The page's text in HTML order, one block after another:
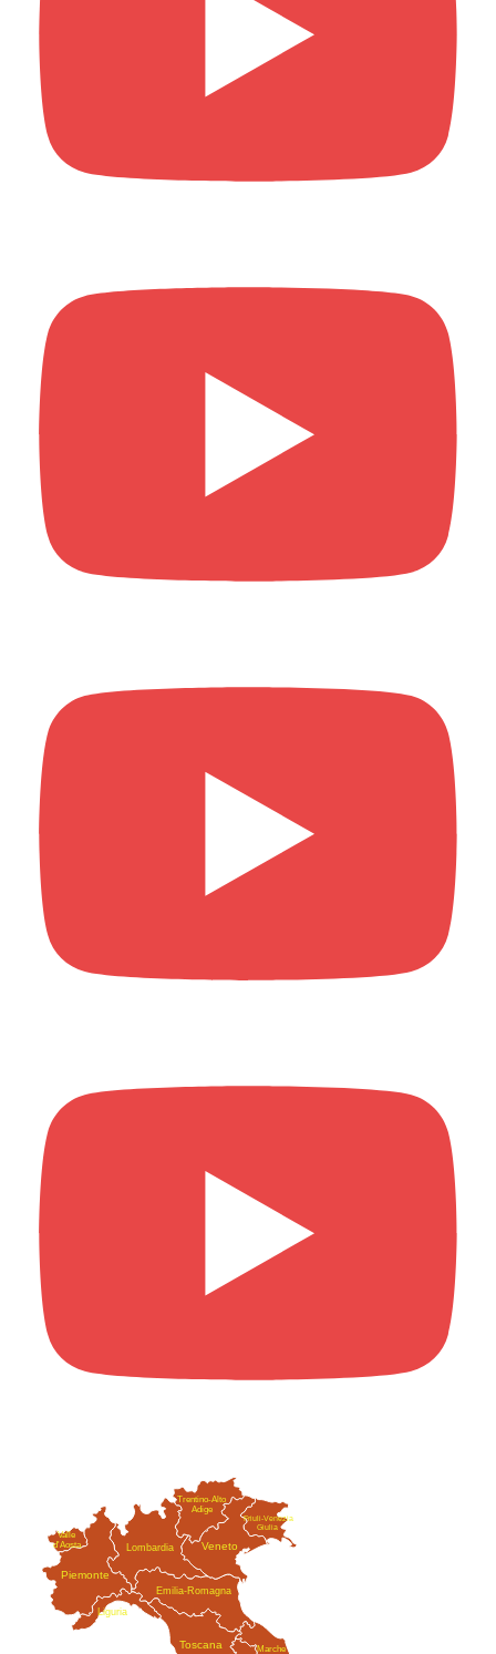
Valle
d'Aosta
Emilia-Romagna
Friuli-Venezia
Giulia
Liguria
Lombardia
Marche
Piemonte
Trentino-Alto
Adige
Toscana
Veneto